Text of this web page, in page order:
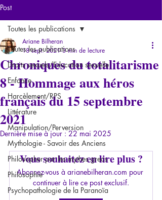
Post
Toutes les publications
Droits sexuels/Education sexuelle
Enfance
Harcèlement/RPS
Littérature
Manipulation/Perversion
Mythologie - Savoir des Anciens
Philosopher par les mythes grecs
Philosophie
Psychopathologie de la Paranoïa
Toutes les publications
Chroniques du totalitarisme
8 - Hommage aux héros
français du 15 septembre
2021
Ariane Bilheran
18 sept. 2021 3 min de lecture
Dernière mise à jour :22 mai 2025
Vous souhaitez en lire plus ?
Abonnez-vous à arianebilheran.com pour
continuer à lire ce post exclusif.